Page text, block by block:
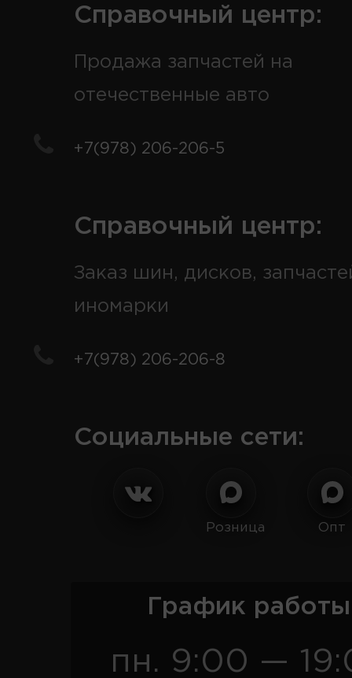
Справочный центр:
Продажа запчастей на
отечественные авто
+7(978) 206-206-5
Справочный центр:
Заказ шин, дисков,
иномарки
+7(978) 206-206-8
Социальные сети:
Розница Опт
График
пн. 9:00 —